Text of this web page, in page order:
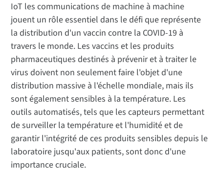
IoT les communications de machine à machine
jouent un rôle essentiel dans le défi que représente
la distribution d'un vaccin contre la COVID-19 à
travers le monde. Les vaccins et les produits
pharmaceutiques destinés à prévenir et à traiter le
virus doivent non seulement faire l'objet d'une
distribution massive à l'échelle mondiale, mais ils
sont également sensibles à la température. Les
outils automatisés, tels que les capteurs permettant
de surveiller la température et l'humidité et de
garantir l'intégrité de ces produits sensibles depuis le
laboratoire jusqu'aux patients, sont donc d'une
importance cruciale.